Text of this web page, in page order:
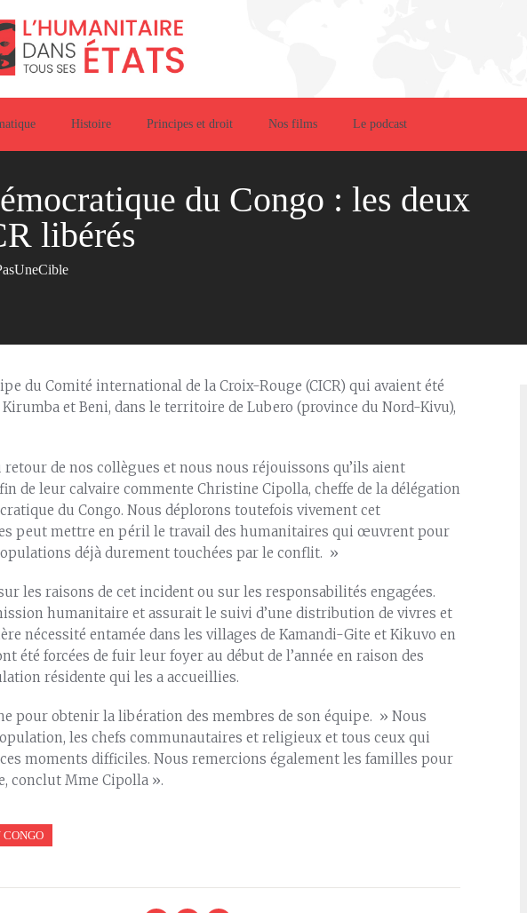
Histoire Principes et droit Nos films Le podcast
du Congo : les deux
libérés
du Comité international de la Croix-Rouge (CICR) qui avaient été
et Beni, dans le territoire de Lubero (province du Nord-Kivu),
de nos collègues et nous nous réjouissons qu’ils aient
de leur calvaire commente Christine Cipolla, cheffe de la délégation
du Congo. Nous déplorons toutefois vivement cet
peut mettre en péril le travail des humanitaires qui œuvrent pour
déjà durement touchées par le conflit. »
les raisons de cet incident ou sur les responsabilités engagées.
humanitaire et assurait le suivi d’une distribution de vivres et
nécessité entamée dans les villages de Kamandi-Gite et Kikuvo en
été forcées de fuir leur foyer au début de l’année en raison des
résidente qui les a accueillies.
pour obtenir la libération des membres de son équipe. » Nous
les chefs communautaires et religieux et tous ceux qui
moments difficiles. Nous remercions également les familles pour
conclut Mme Cipolla ».